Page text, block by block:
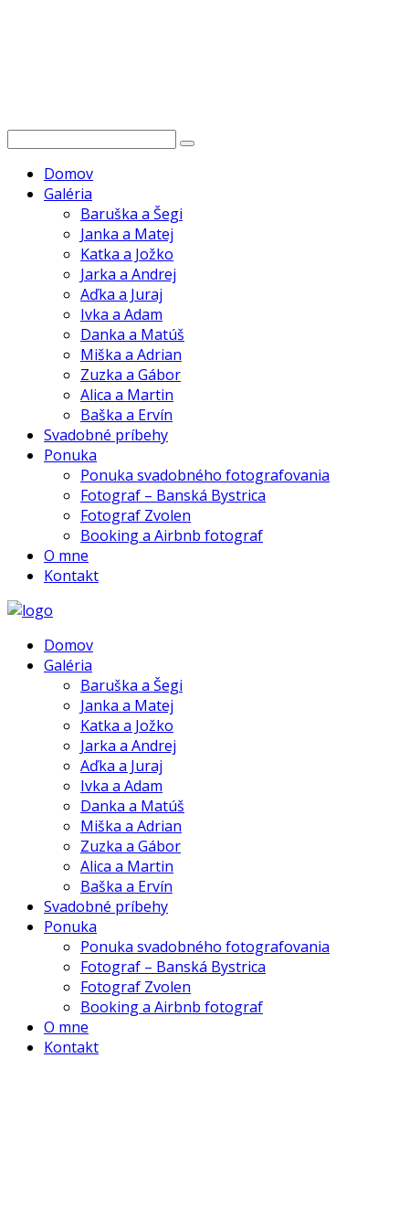
Domov
Galéria
Baruška a Šegi
Janka a Matej
Katka a Jožko
Jarka a Andrej
Aďka a Juraj
Ivka a Adam
Danka a Matúš
Miška a Adrian
Zuzka a Gábor
Alica a Martin
Baška a Ervín
Svadobné príbehy
Ponuka
Ponuka svadobného fotografovania
Fotograf – Banská Bystrica
Fotograf Zvolen
Booking a Airbnb fotograf
O mne
Kontakt
Domov
Galéria
Baruška a Šegi
Janka a Matej
Katka a Jožko
Jarka a Andrej
Aďka a Juraj
Ivka a Adam
Danka a Matúš
Miška a Adrian
Zuzka a Gábor
Alica a Martin
Baška a Ervín
Svadobné príbehy
Ponuka
Ponuka svadobného fotografovania
Fotograf – Banská Bystrica
Fotograf Zvolen
Booking a Airbnb fotograf
O mne
Kontakt